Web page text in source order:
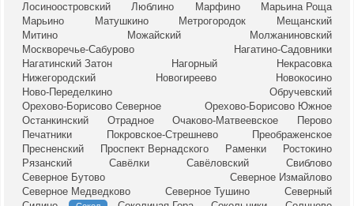
Лосиноостровский
Люблино Марфино
Марьина Роща
Марьино
Матушкино Метрогородок
Мещанский
Митино
Можайский
Молжаниновский
Москворечье-Сабурово
Нагатино-Садовники
Нагатинский Затон
Нагорный
Некрасовка
Нижегородский
Новогиреево
Новокосино
Ново-Переделкино
Обручевский
Орехово-Борисово Северное
Орехово-Борисово Южное
Останкинский
Отрадное Очаково-Матвеевское
Перово
Печатники
Покровское-Стрешнево
Преображенское
Пресненский
Проспект Вернадского Раменки
Ростокино
Рязанский
Савёлки Савёловский
Свиблово
Северное Бутово
Северное Измайлово
Северное Медведково
Северное Тушино
Северный